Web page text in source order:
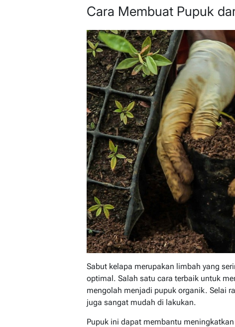
Cara Membuat Pupuk
Sabut kelapa merupakan limbah yang
optimal. Salah satu cara terbaik untuk
mengolah menjadi pupuk organik. Selai
juga sangat mudah di lakukan.
Pupuk ini dapat membantu